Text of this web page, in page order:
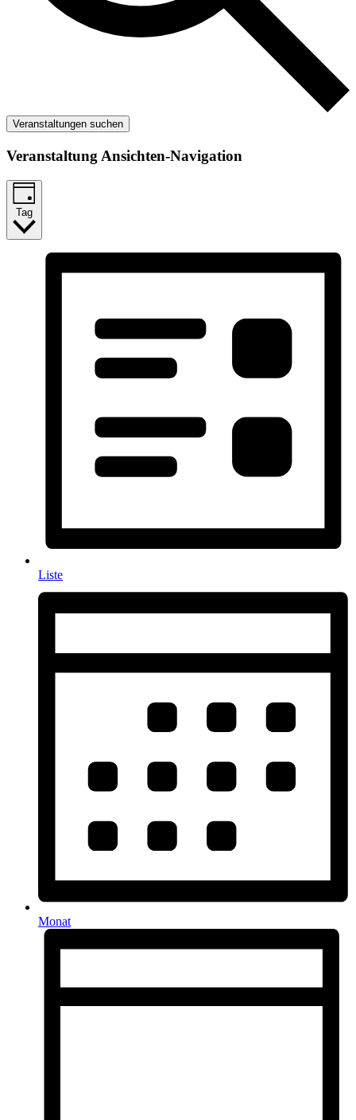
Veranstaltungen suchen
Veranstaltung Ansichten-Navigation
Tag
Liste
Monat